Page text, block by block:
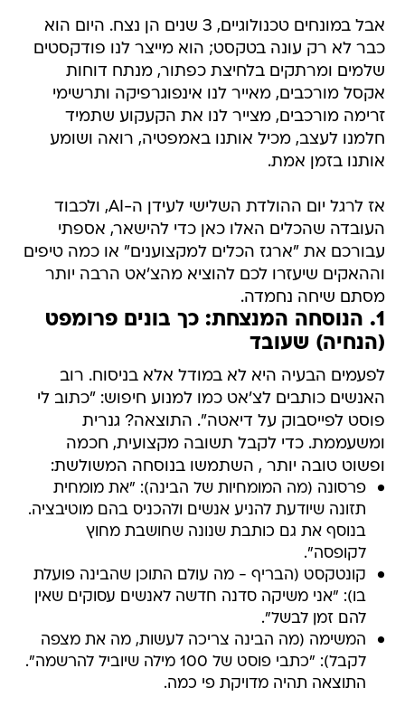
אבל במונחים טכנולוגיים, 3 שנים הן נצח. היום הוא
כבר לא רק עונה בטקסט; הוא מייצר לנו פודקסטים
שלמים ומרתקים בלחיצת כפתור, מנתח דוחות
אקסל מורכבים, מאייר לנו אינפוגרפיקה ותרשימי
זרימה מורכבים, מצייר לנו את הקעקוע שתמיד
חלמנו לעצב, מכיל אותנו באמפטיה, רואה ושומע
אותנו בזמן אמת.
אז לרגל יום ההולדת השלישי לעידן ה-AI, ולכבוד
העובדה שהכלים האלו כאן כדי להישאר, אספתי
עבורכם את "ארגז הכלים למקצוענים" או כמה טיפים
וההאקים שיעזרו לכם להוציא מהצ'אט הרבה יותר
מסתם שיחה נחמדה.
1. הנוסחה המנצחת: כך בונים פרומפט
(הנחיה) שעובד
לפעמים הבעיה היא לא במודל אלא בניסוח. רוב
האנשים כותבים לצ'אט כמו למנוע חיפוש: "כתוב לי
פוסט לפייסבוק על דיאטה". התוצאה? גנרית
ומשעממת. כדי לקבל תשובה מקצועית, חכמה
ופשוט טובה יותר , השתמשו בנוסחה המשולשת:
פרסונה (מה המומחיות של הבינה): "את מומחית
תזונה שיודעת להניע אנשים ולהכניס בהם מוטיבציה.
בנוסף את גם כותבת שנונה שחושבת מחוץ
לקופסה".
קונטקסט (הבריף - מה עולם התוכן שהבינה פועלת
בו): "אני משיקה סדנה חדשה לאנשים עסוקים שאין
להם זמן לבשל".
המשימה (מה הבינה צריכה לעשות, מה את מצפה
לקבל): "כתבי פוסט של 100 מילה שיוביל להרשמה".
התוצאה תהיה מדויקת פי כמה.